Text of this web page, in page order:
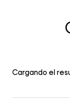
Cargando el